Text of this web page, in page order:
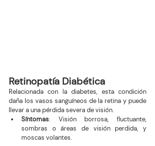
Retinopatía Diabética
Relacionada con la diabetes, esta condición
daña los vasos sanguíneos de la retina y puede
llevar a una pérdida severa de visión.
Síntomas: Visión borrosa, fluctuante,
sombras o áreas de visión perdida, y
moscas volantes.